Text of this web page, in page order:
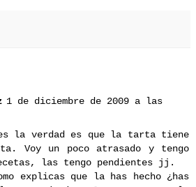
1 de diciembre de 2009 a las
la verdad es que la tarta tiene
Voy un poco atrasado y tengo
las tengo pendientes jj.
explicas que la has hecho ¿has